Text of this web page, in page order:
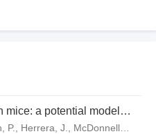
mice: a potential model
P., Herrera, J., McDonnell,